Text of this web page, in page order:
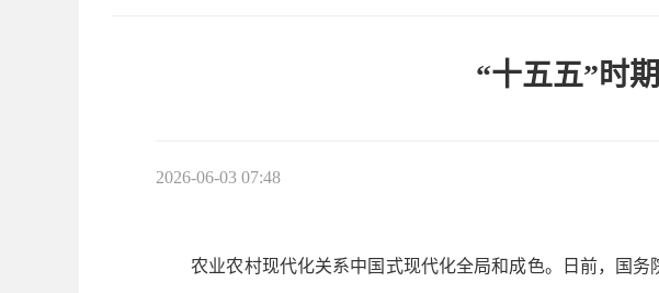
“十五五”时
2026-06-03 07:48
农业农村现代化关系中国式现代化全局和成色。日前，国务